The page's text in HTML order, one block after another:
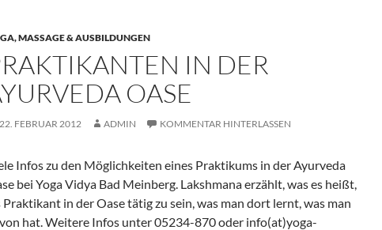
MASSAGE & AUSBILDUNGEN
IN DER
OASE
22. FEBRUAR 2012 ADMIN KOMMENTAR HINTERLASSEN
Infos zu den Möglichkeiten eines Praktikums in der Ayurveda
bei Yoga Vidya Bad Meinberg. Lakshmana erzählt, was es heißt,
Praktikant in der Oase tätig zu sein, was man dort lernt, was man
hat. Weitere Infos unter 05234-870 oder info(at)yoga-